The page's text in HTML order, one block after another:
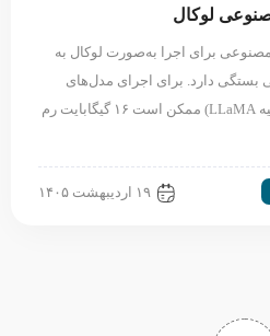
لوکال
برای اجرا به‌صورت لوکال به
دارد. برای اجرای مدل‌های
زبان کوچک (مانند نسخه‌های اولیه LLaMA) ممکن است ۱۶ گیگابایت رم
۱۹ اردیبهشت ۱۴۰۵